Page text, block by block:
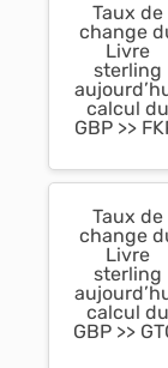
Taux de
change
Livre
sterling
calcul du
GBP >>
Taux de
change
Livre
sterling
calcul du
GBP >>